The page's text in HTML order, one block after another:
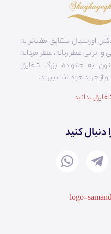
اورجینال شقایق مفتخر به
عطر زنانه، عطر مردانه
به خانواده بزرگ شقایق
از خرید خود لذت ببرید.
بدانید
کنید